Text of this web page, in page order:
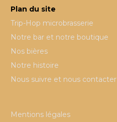
Plan du site
Trip-Hop microbrasserie
Notre bar et notre boutique
Nos bières
Notre histoire
Nous suivre et nous contacter
Mentions légales